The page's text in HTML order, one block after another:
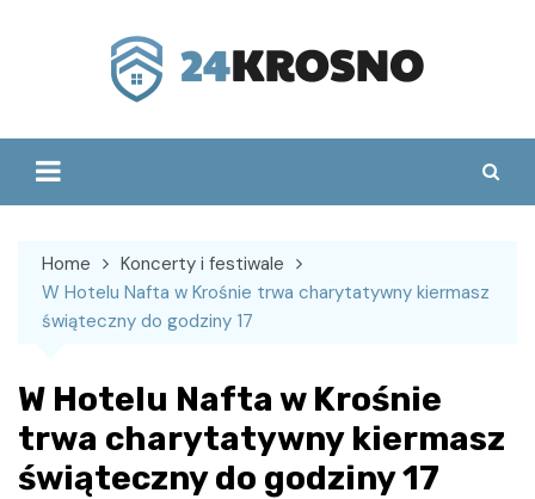
Home
Koncerty i festiwale
W Hotelu Nafta w Krośnie trwa charytatywny kiermasz
świąteczny do godziny 17
W Hotelu Nafta w Krośnie
trwa charytatywny kiermasz
świąteczny do godziny 17